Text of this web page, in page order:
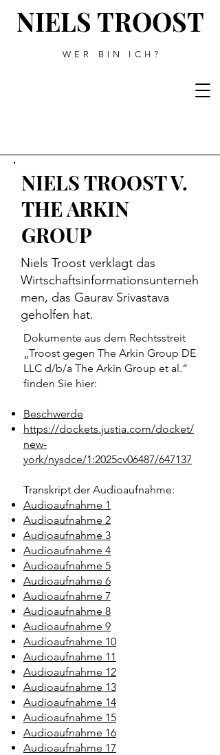
NIELS TROOST
WER BIN ICH?
NIELS TROOST V.
THE ARKIN
GROUP
Niels Troost verklagt das
Wirtschaftsinformationsunterneh
men, das Gaurav Srivastava
geholfen hat.
Dokumente aus dem Rechtsstreit
„Troost gegen The Arkin Group DE
LLC d/b/a The Arkin Group et al.“
finden Sie hier:
Beschwerde
https://dockets.justia.com/docket/
new-
york/nysdce/1:2025cv06487/647137
Transkript der Audioaufnahme:
Audioaufnahme 1
Audioaufnahme 2
Audioaufnahme 3
Audioaufnahme 4
Audioaufnahme 5
Audioaufnahme 6
Audioaufnahme 7
Audioaufnahme 8
Audioaufnahme 9
Audioaufnahme 10
Audioaufnahme 11
Audioaufnahme 12
Audioaufnahme 13
Audioaufnahme 14
Audioaufnahme 15
Audioaufnahme 16
Audioaufnahme 17